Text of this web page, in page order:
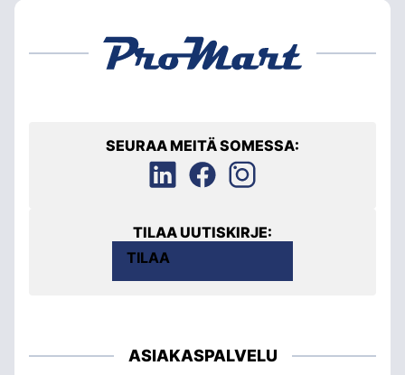
SEURAA MEITÄ SOMESSA:
TILAA UUTISKIRJE:
TILAA
ASIAKASPALVELU